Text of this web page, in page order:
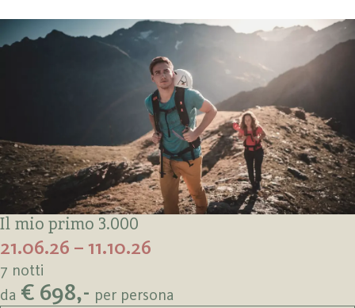
Il mio primo 3.000
21.06.26 – 11.10.26
7 notti
da € 698,- per persona